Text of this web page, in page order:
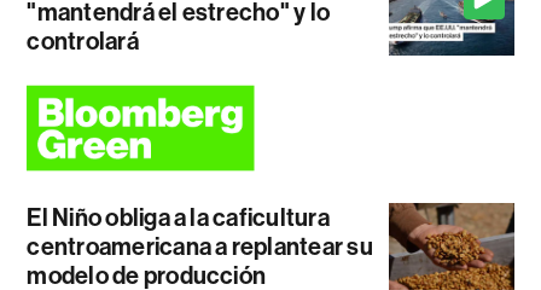
"mantendrá el estrecho" y lo
controlará
El Niño obliga a la caficultura
centroamericana a replantear su
modelo de producción